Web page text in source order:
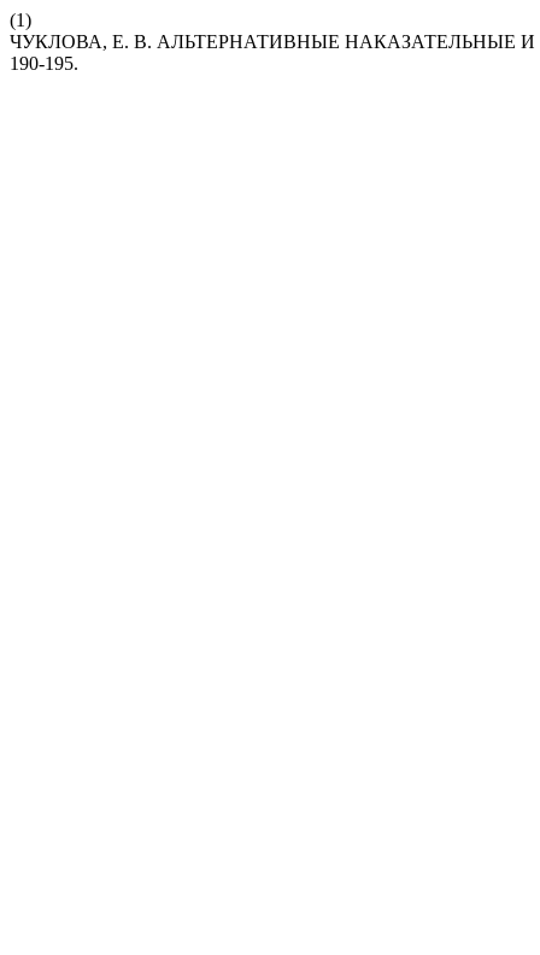
(1)
ЧУКЛОВА, Е. В. АЛЬТЕРНАТИВНЫЕ
190-195.